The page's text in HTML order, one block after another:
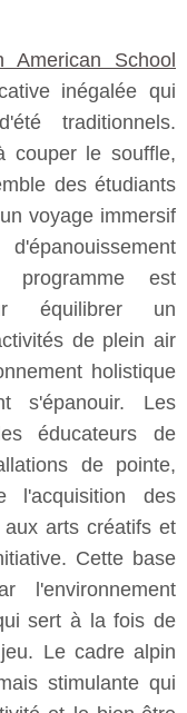
American School
inégalée qui
traditionnels.
couper le souffle,
des étudiants
voyage immersif
programme est
équilibrer un
de plein air
holistique
s'épanouir. Les
éducateurs de
de pointe,
l'acquisition des
arts créatifs et
Cette base
l'environnement
sert à la fois de
Le cadre alpin
stimulante qui